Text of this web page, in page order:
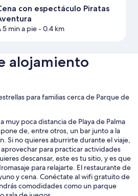
con espectáculo Piratas
5 min a pie- 0.4 km
alojamiento
para familias cerca de Parque de
muy poca distancia de Playa de Palma
de, entre otros, un bar junto a la
Si no quieres aburrirte durante el viaje,
para practicar actividades
descansar, este es tu sitio, y es que
para relajarte. El restaurante de
y cena. Conéctate al wifi gratuito de
comodidades como un parque